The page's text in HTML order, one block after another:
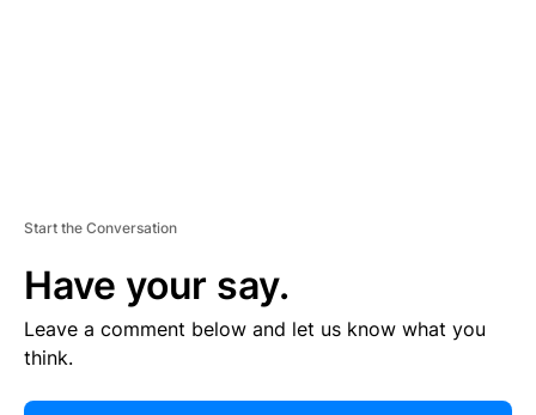
Start the Conversation
Have your say.
Leave a comment below and let us know what you
think.